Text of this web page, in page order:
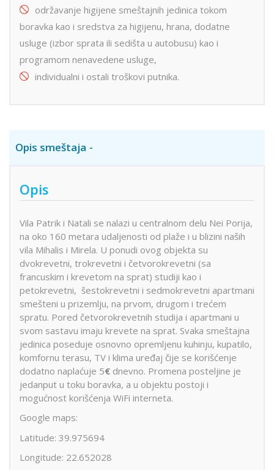
održavanje higijene smeštajnih jedinica tokom
boravka kao i sredstva za higijenu, hrana, dodatne
usluge (izbor sprata ili sedišta u autobusu) kao i
programom nenavedene usluge,
individualni i ostali troškovi putnika.
Opis smeštaja
Opis
Vila Patrik i Natali se nalazi u centralnom delu Nei Porija,
na oko 160 metara udaljenosti od plaže i u blizini naših
vila Mihalis i Mirela. U ponudi ovog objekta su
dvokrevetni, trokrevetni i četvorokrevetni (sa
francuskim i krevetom na sprat) studiji kao i
petokrevetni, šestokrevetni i sedmokrevetni apartmani
smešteni u prizemlju, na prvom, drugom i trećem
spratu. Pored četvorokrevetnih studija i apartmani u
svom sastavu imaju krevete na sprat. Svaka smeštajna
jedinica poseduje osnovno opremljenu kuhinju, kupatilo,
komfornu terasu, TV i klima uređaj čije se korišćenje
dodatno naplaćuje 5€ dnevno. Promena posteljine je
jedanput u toku boravka, a u objektu postoji i
mogućnost korišćenja WiFi interneta.
Google maps:
Latitude: 39.975694
Longitude: 22.652028